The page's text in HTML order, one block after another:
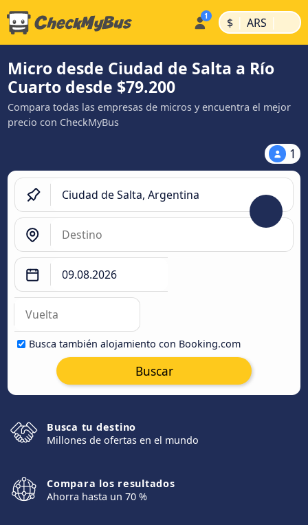
$ | ARS |
Micro desde Ciudad de Salta a Río
Cuarto desde $79.200
Compara todas las empresas de micros y encuentra el mejor
precio con CheckMyBus
1
Busca también alojamiento con Booking.com
Buscar
Busca tu destino
Millones de ofertas en el mundo
Compara los resultados
Ahorra hasta un 70 %